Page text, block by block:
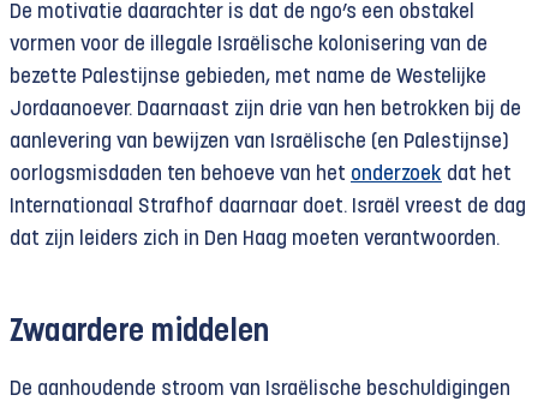
De motivatie daarachter is dat de ngo’s een obstakel
vormen voor de illegale Israëlische kolonisering van de
bezette Palestijnse gebieden, met name de Westelijke
Jordaanoever. Daarnaast zijn drie van hen betrokken bij de
aanlevering van bewijzen van Israëlische (en Palestijnse)
oorlogsmisdaden ten behoeve van het onderzoek dat het
Internationaal Strafhof daarnaar doet. Israël vreest de dag
dat zijn leiders zich in Den Haag moeten verantwoorden.
Zwaardere middelen
De aanhoudende stroom van Israëlische beschuldigingen